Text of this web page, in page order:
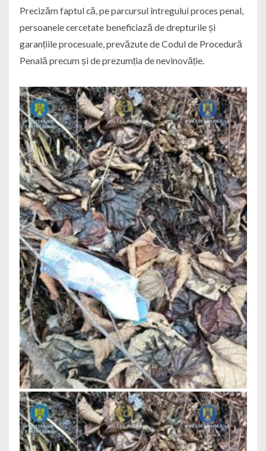
Precizăm faptul că, pe parcursul întregului proces penal,
persoanele cercetate beneficiază de drepturile și
garanțiile procesuale, prevăzute de Codul de Procedură
Penală precum și de prezumția de nevinovăție.